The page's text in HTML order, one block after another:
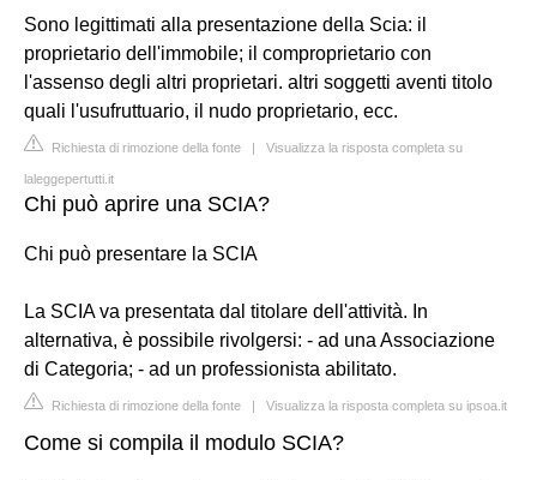
Sono legittimati alla presentazione della Scia: il
proprietario dell'immobile; il comproprietario con
l'assenso degli altri proprietari. altri soggetti aventi titolo
quali l'usufruttuario, il nudo proprietario, ecc.
Richiesta di rimozione della fonte | Visualizza la risposta completa su
laleggepertutti.it
Chi può aprire una SCIA?
Chi può presentare la SCIA
La SCIA va presentata dal titolare dell'attività. In
alternativa, è possibile rivolgersi: - ad una Associazione
di Categoria; - ad un professionista abilitato.
Richiesta di rimozione della fonte | Visualizza la risposta completa su ipsoa.it
Come si compila il modulo SCIA?